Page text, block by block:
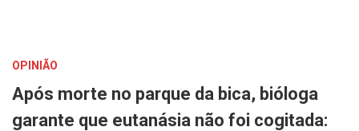
OPINIÃO
Após morte no parque da bica, bióloga
garante que eutanásia não foi cogitada: